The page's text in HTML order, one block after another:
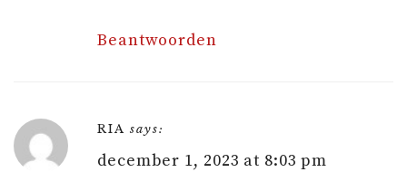
Beantwoorden
RIA says:
december 1, 2023 at 8:03 pm